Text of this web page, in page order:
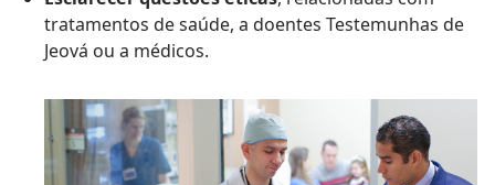
tratamentos de saúde, a doentes Testemunhas de
Jeová ou a médicos.